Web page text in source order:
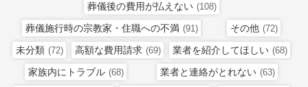
葬儀後の費用が払えない (108)
葬儀施行時の宗教家・住職への不満 (91) その他 (72)
未分類 (72) 高額な費用請求 (69) 業者を紹介してほしい (68)
家族内にトラブル (68) 業者と連絡がとれない (63)